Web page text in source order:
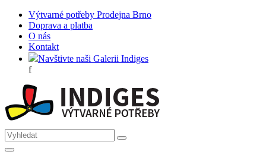
Výtvarné potřeby Prodejna Brno
Doprava a platba
O nás
Kontakt
Navštivte naši Galerii Indiges
f